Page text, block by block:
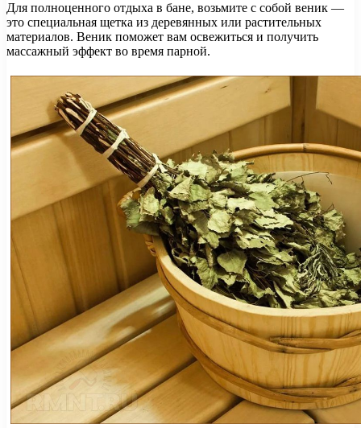
Для полноценного отдыха в бане, возьмите с собой веник —
это специальная щетка из деревянных или растительных
материалов. Веник поможет вам освежиться и получить
массажный эффект во время парной.